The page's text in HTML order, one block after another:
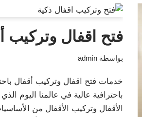
فتح اقفال وتركيب
بواسطة admin
خدمات فتح اقفال وتركيب أقفال
باحترافية عالية في عالمنا اليوم
الأقفال وتركيب الأقفال من